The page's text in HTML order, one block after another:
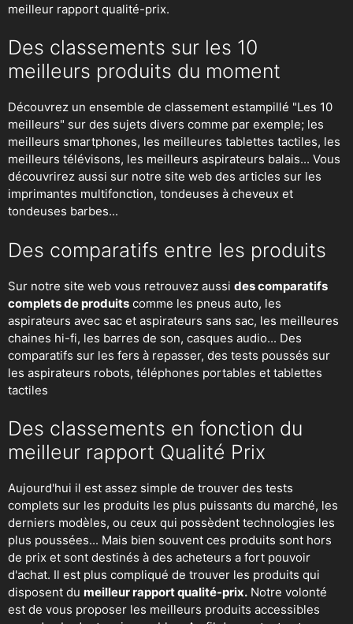
meilleur rapport qualité-prix.
Des classements sur les 10
meilleurs produits du moment
Découvrez un ensemble de classement estampillé "Les 10
meilleurs" sur des sujets divers comme par exemple; les
meilleurs smartphones, les meilleures tablettes tactiles, les
meilleurs télévisons, les meilleurs aspirateurs balais... Vous
découvrirez aussi sur notre site web des articles sur les
imprimantes multifonction, tondeuses à cheveux et
tondeuses barbes...
Des comparatifs entre les produits
Sur notre site web vous retrouvez aussi des comparatifs
complets de produits comme les pneus auto, les
aspirateurs avec sac et aspirateurs sans sac, les meilleures
chaines hi-fi, les barres de son, casques audio... Des
comparatifs sur les fers à repasser, des tests poussés sur
les aspirateurs robots, téléphones portables et tablettes
tactiles
Des classements en fonction du
meilleur rapport Qualité Prix
Aujourd'hui il est assez simple de trouver des tests
complets sur les produits les plus puissants du marché, les
derniers modèles, ou ceux qui possèdent technologies les
plus poussées... Mais bien souvent ces produits sont hors
de prix et sont destinés à des acheteurs a fort pouvoir
d'achat. Il est plus compliqué de trouver les produits qui
disposent du meilleur rapport qualité-prix. Notre volonté
est de vous proposer les meilleurs produits accessibles